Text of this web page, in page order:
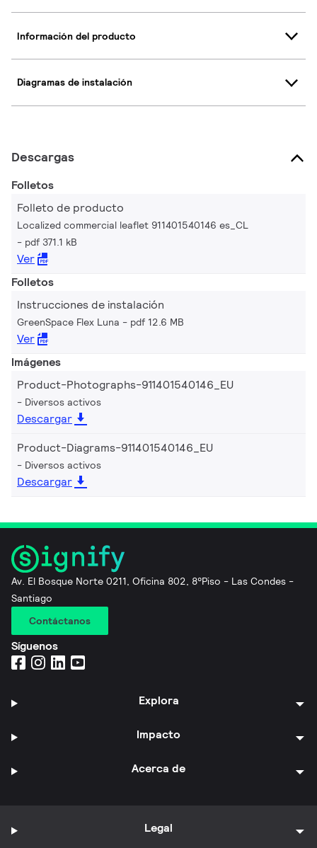
Información del producto
Diagramas de instalación
Descargas
Folletos
Folleto de producto
Localized commercial leaflet 911401540146 es_CL
pdf 371.1 kB
Ver
Folletos
Instrucciones de instalación
GreenSpace Flex Luna pdf 12.6 MB
Ver
Imágenes
Product-Photographs-911401540146_EU
Diversos activos
Descargar
Product-Diagrams-911401540146_EU
Diversos activos
Descargar
Av. El Bosque Norte 0211, Oficina 802, 8°Piso - Las Condes -
Santiago
Contáctanos
Síguenos
Explora
Impacto
Acerca de
Legal